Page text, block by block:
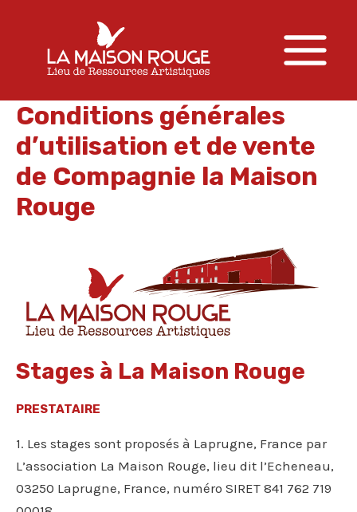
Main
Menu
Conditions générales
d’utilisation et de vente
de Compagnie la Maison
Rouge
Stages à La Maison Rouge
PRESTATAIRE
1. Les stages sont proposés à Laprugne, France par
L’association La Maison Rouge, lieu dit l’Echeneau,
03250 Laprugne, France, numéro SIRET 841 762 719